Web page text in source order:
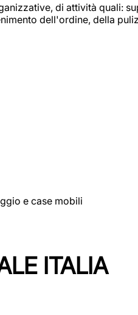
di attività quali:
dell'ordine, della
e case mobili
ITALIA